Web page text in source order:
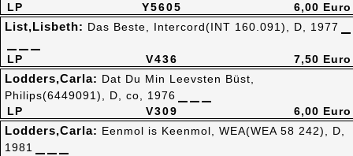
Y5605
LP
6,00 Euro
V436
LP
List,Lisbeth: Das Beste, Intercord(INT 160.091), D, 1977
7,50 Euro
V309
LP
Lodders,Carla: Dat Du Min Leevsten Büst,
Philips(6449091), D, co, 1976
6,00 Euro
Lodders,Carla: Eenmol is Keenmol, WEA(WEA 58 242), D,
1981